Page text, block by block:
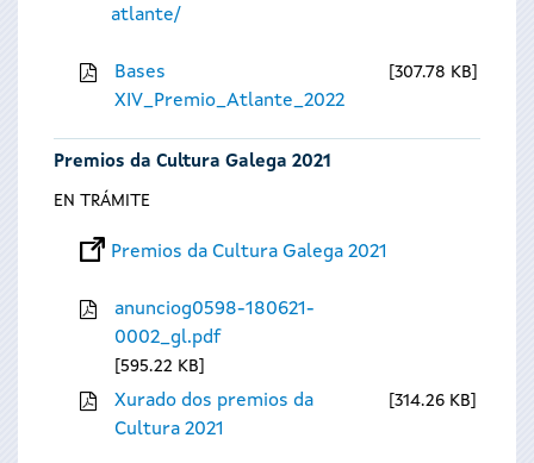
atlante/
Bases
XIV_Premio_Atlante_2022
307.78 KB
Premios da Cultura Galega 2021
EN TRÁMITE
Premios da Cultura Galega 2021
anunciog0598-180621-
0002_gl.pdf
595.22 KB
Xurado dos premios da
Cultura 2021
314.26 KB